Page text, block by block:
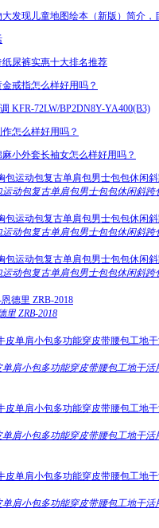
发现儿童地图绘本（新版）简介，
尿裤实惠十大排名推荐
戒指怎么样好用吗？
KFR-72LW/BP2DN8Y-YA400(B3)
怎么样好用吗？
小外套长袖女怎么样好用吗？
动包复古单肩包男士包包休闲斜跨
动包复古单肩包男士包包休闲斜跨
动包复古单肩包男士包包休闲斜跨
里 ZRB-2018
肩小包多功能穿皮带腰包工地干活
肩小包多功能穿皮带腰包工地干活
肩小包多功能穿皮带腰包工地干活